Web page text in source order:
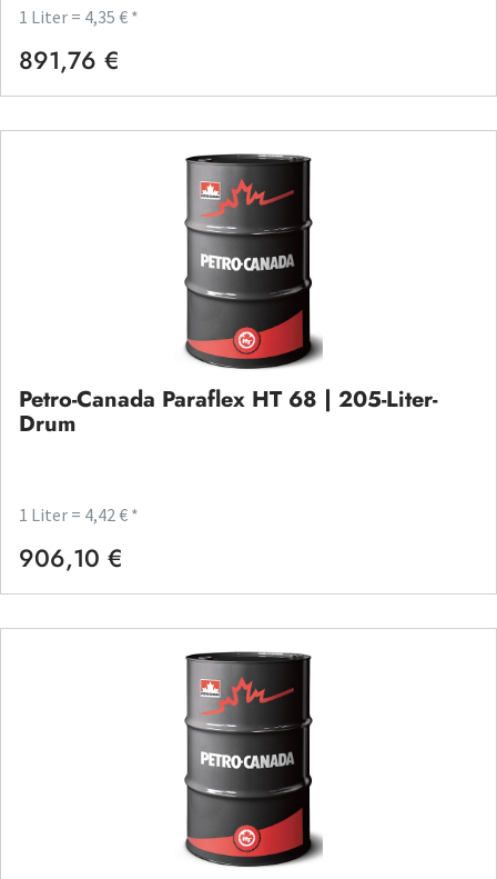
1 Liter = 4,35 € *
Regulärer Preis:
891,76 €
Petro-Canada Paraflex HT 68 | 205-Liter-
Drum
1 Liter = 4,42 € *
Regulärer Preis:
906,10 €